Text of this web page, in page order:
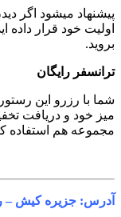
پیشنهاد میشود اگر
اولیت خود قرار داده
بروید.
ترانسفر رایگان
شما با رزرو این
میز خود و دریافت
مجموعه هم استفاده
آدرس: جزیره کیش –